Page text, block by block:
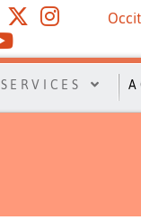
SERVICES